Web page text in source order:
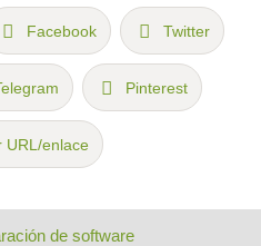
Facebook Twitter
Pinterest
URL/enlace